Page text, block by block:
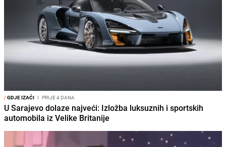
/GDJE IZAĆI I PRIJE 4 DANA
U Sarajevo dolaze najveći: Izložba luksuznih i sportskih
automobila iz Velike Britanije